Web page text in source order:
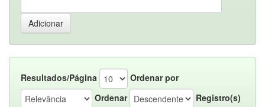
Resultados/Página
Ordenar por
Ordenar
Registro(s)